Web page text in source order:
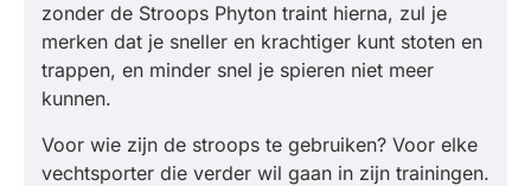
zonder de Stroops Phyton traint hierna, zul je
merken dat je sneller en krachtiger kunt stoten en
trappen, en minder snel je spieren niet meer
kunnen.
Voor wie zijn de stroops te gebruiken? Voor elke
vechtsporter die verder wil gaan in zijn trainingen.